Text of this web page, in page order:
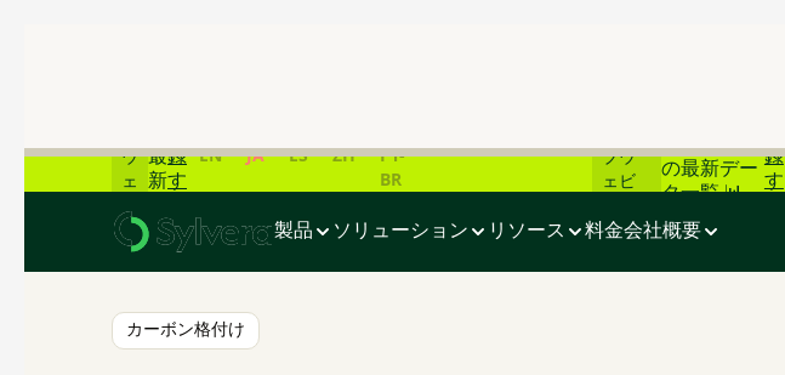
ウ
ェ
ナ
ー
最
新
ー
📊
録
す
EN JA ES ZH
PT-
BR
ブウ
ェビ
📊 炭素市場
の最新デー
タ一覧 📊
録
す
製品
ソリューション リソース 料金会社概要
カーボン格付け